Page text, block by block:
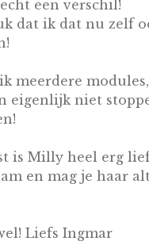
een verschil!
dat ik dat nu zelf
meerdere
eigenlijk niet
is Milly heel erg
en mag je haar
Liefs Ingmar